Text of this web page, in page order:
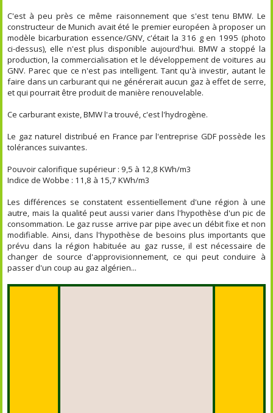
C'est à peu près ce même raisonnement que s'est tenu BMW. Le
constructeur de Munich avait été le premier européen à proposer un
modèle bicarburation essence/GNV, c'était la 316 g en 1995 (photo
ci-dessus), elle n'est plus disponible aujourd'hui. BMW a stoppé la
production, la commercialisation et le développement de voitures au
GNV. Parec que ce n'est pas intelligent. Tant qu'à investir, autant le
faire dans un carburant qui ne générerait aucun gaz à effet de serre,
et qui pourrait être produit de manière renouvelable.
Ce carburant existe, BMW l'a trouvé, c'est l'hydrogène.
Le gaz naturel distribué en France par l'entreprise GDF possède les
tolérances suivantes.
Pouvoir calorifique supérieur : 9,5 à 12,8 KWh/m3
Indice de Wobbe : 11,8 à 15,7 KWh/m3
Les différences se constatent essentiellement d'une région à une
autre, mais la qualité peut aussi varier dans l'hypothèse d'un pic de
consommation. Le gaz russe arrive par pipe avec un débit fixe et non
modifiable. Ainsi, dans l'hypothèse de besoins plus importants que
prévu dans la région habituée au gaz russe, il est nécessaire de
changer de source d'approvisionnement, ce qui peut conduire à
passer d'un coup au gaz algérien...